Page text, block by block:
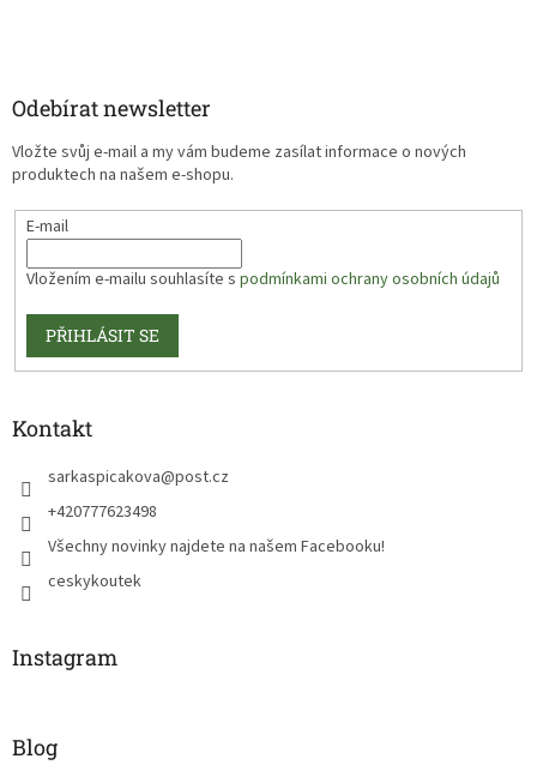
Odebírat newsletter
Vložte svůj e-mail a my vám budeme zasílat informace o nových
produktech na našem e-shopu.
E-mail
Vložením e-mailu souhlasíte s podmínkami ochrany osobních údajů
PŘIHLÁSIT SE
Kontakt
sarkaspicakova@post.cz
+420777623498
Všechny novinky najdete na našem Facebooku!
ceskykoutek
Instagram
Blog